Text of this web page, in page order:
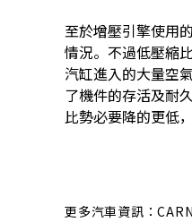
至於增壓引擎使用
情況。不過低壓縮
汽缸進入的大量空
了機件的存活及耐
比勢必要降的更低
更多汽車資訊：